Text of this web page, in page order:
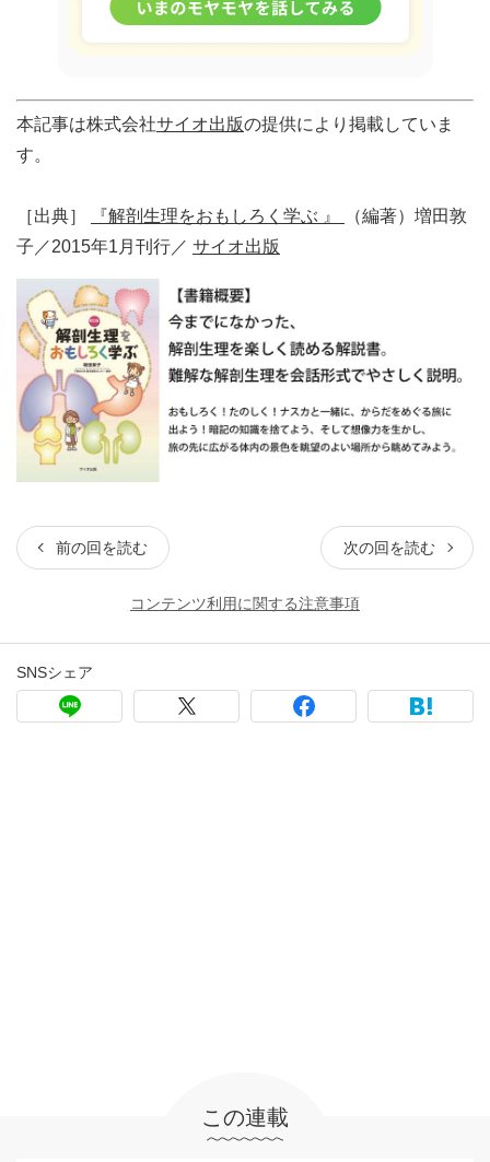
本記事は株式会社サイオ出版の提供により掲載していま
す。
［出典］ 『解剖生理をおもしろく学ぶ 』
（編著）増田敦
子／2015年1月刊行／ サイオ出版
前の回を読む 次の回を読む
コンテンツ利用に関する注意事項
SNSシェア
この連載